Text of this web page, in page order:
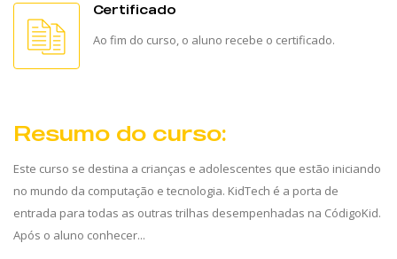
Certificado
Ao fim do curso, o aluno recebe o certificado.
Resumo do curso:
Este curso se destina a crianças e adolescentes que estão iniciando
no mundo da computação e tecnologia. KidTech é a porta de
entrada para todas as outras trilhas desempenhadas na CódigoKid.
Após o aluno conhecer...